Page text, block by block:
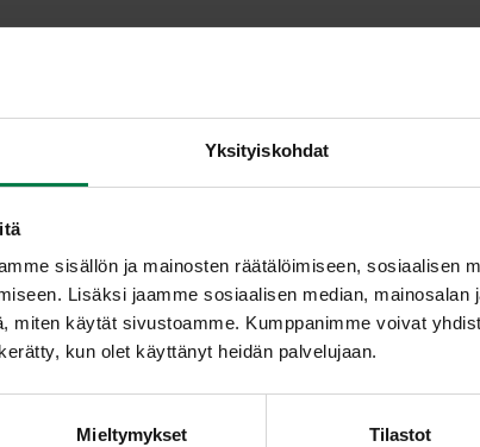
Yksityiskohdat
sisällön ja mainosten räätälöimiseen, sosiaalisen
Lisäksi jaamme sosiaalisen median, mainosalan
miten käytät sivustoamme. Kumppanimme voivat
kun olet käyttänyt heidän palvelujaan.
Mieltymykset Tilastot
perunakeitto Hunajaporkkanat